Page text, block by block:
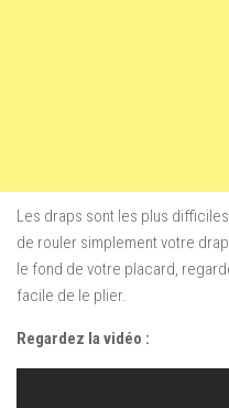
Les draps sont les plus
de rouler simplement votre
le fond de votre placard,
facile de le plier.
Regardez la vidéo :